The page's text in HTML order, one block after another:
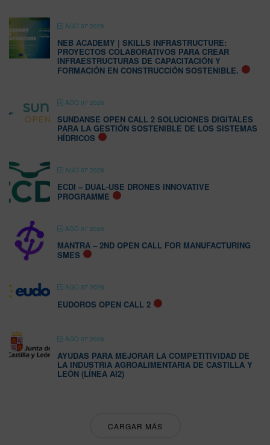
AGO 07 2026
NEB ACADEMY | SKILLS INFRASTRUCTURE:
PROYECTOS COLABORATIVOS PARA CREAR
INFRAESTRUCTURAS DE CAPACITACIÓN Y
FORMACIÓN EN CONSTRUCCIÓN SOSTENIBLE.
AGO 07 2026
SUNDANSE OPEN CALL 2 SOLUCIONES DIGITALES
PARA LA GESTIÓN SOSTENIBLE DE LOS SISTEMAS
HÍDRICOS
AGO 07 2026
ECDI – DUAL-USE DRONES INNOVATIVE
PROGRAMME
AGO 07 2026
MANTRA – 2ND OPEN CALL FOR MANUFACTURING
SMES
AGO 07 2026
EUDOROS OPEN CALL 2
AGO 07 2026
AYUDAS PARA MEJORAR LA COMPETITIVIDAD DE
LA INDUSTRIA AGROALIMENTARIA DE CASTILLA Y
LEÓN (LÍNEA AI2)
CARGAR MÁS